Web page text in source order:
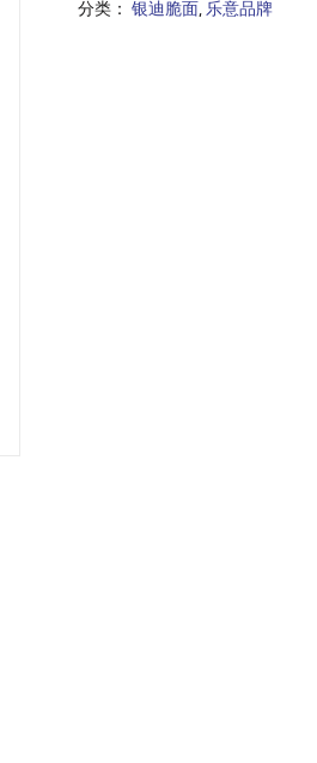
分类： 银迪脆面,乐意品牌